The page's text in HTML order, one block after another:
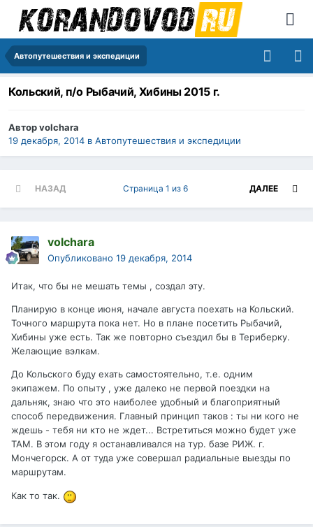
Автопутешествия и экспедиции
Кольский, п/о Рыбачий, Хибины 2015 г.
Авторvolchara
19 декабря, 2014 в Автопутешествия и экспедиции
НАЗАД ДАЛЕЕ
Страница 1 из 6
volchara
Опубликовано 19 декабря, 2014
Итак, что бы не мешать темы , создал эту.
Планирую в конце июня, начале августа поехать на Кольский.
Точного маршрута пока нет. Но в плане посетить Рыбачий,
Хибины уже есть. Так же повторно съездил бы в Териберку.
Желающие вэлкам.
До Кольского буду ехать самостоятельно, т.е. одним
экипажем. По опыту , уже далеко не первой поездки на
дальняк, знаю что это наиболее удобный и благоприятный
способ передвижения. Главный принцип таков : ты ни кого не
ждешь - тебя ни кто не ждет... Встретиться можно будет уже
ТАМ. В этом году я останавливался на тур. базе РИЖ. г.
Мончегорск. А от туда уже совершал радиальные выезды по
маршрутам.
Как то так.